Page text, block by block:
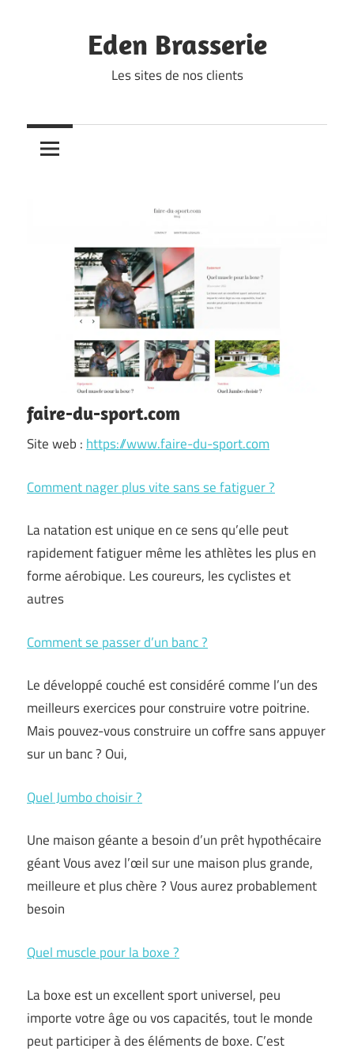
Eden Brasserie
Les sites de nos clients
faire-du-sport.com
Site web : https://www.faire-du-sport.com
Comment nager plus vite sans se fatiguer ?
La natation est unique en ce sens qu’elle peut
rapidement fatiguer même les athlètes les plus en
forme aérobique. Les coureurs, les cyclistes et
autres
Comment se passer d’un banc ?
Le développé couché est considéré comme l’un des
meilleurs exercices pour construire votre poitrine.
Mais pouvez-vous construire un coffre sans appuyer
sur un banc ? Oui,
Quel Jumbo choisir ?
Une maison géante a besoin d’un prêt hypothécaire
géant Vous avez l’œil sur une maison plus grande,
meilleure et plus chère ? Vous aurez probablement
besoin
Quel muscle pour la boxe ?
La boxe est un excellent sport universel, peu
importe votre âge ou vos capacités, tout le monde
peut participer à des éléments de boxe. C’est